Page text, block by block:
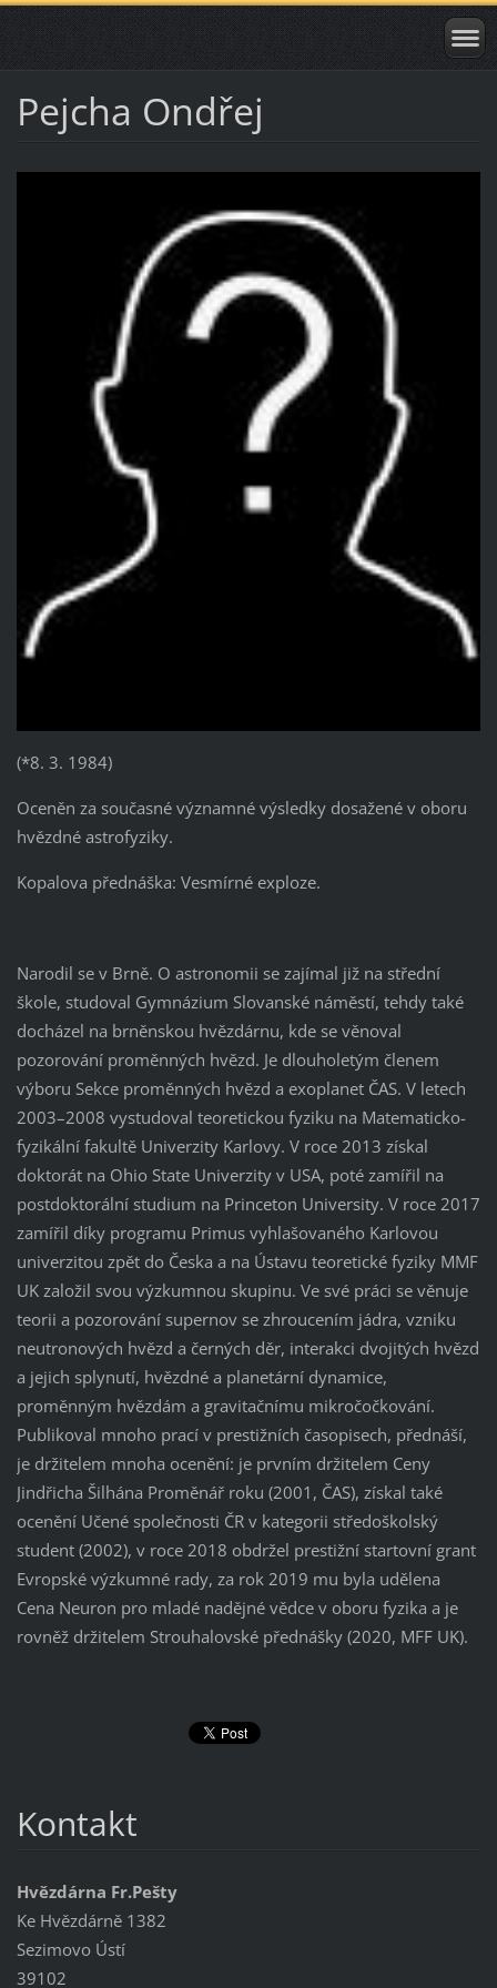
Pejcha Ondřej
(*8. 3. 1984)
Oceněn za současné významné výsledky dosažené v oboru
hvězdné astrofyziky.
Kopalova přednáška: Vesmírné exploze.
Narodil se v Brně. O astronomii se zajímal již na střední
škole, studoval Gymnázium Slovanské náměstí, tehdy také
docházel na brněnskou hvězdárnu, kde se věnoval
pozorování proměnných hvězd. Je dlouholetým členem
výboru Sekce proměnných hvězd a exoplanet ČAS. V letech
2003–2008 vystudoval teoretickou fyziku na Matematicko-
fyzikální fakultě Univerzity Karlovy. V roce 2013 získal
doktorát na Ohio State Univerzity v USA, poté zamířil na
postdoktorální studium na Princeton University. V roce 2017
zamířil díky programu Primus vyhlašovaného Karlovou
univerzitou zpět do Česka a na Ústavu teoretické fyziky MMF
UK založil svou výzkumnou skupinu. Ve své práci se věnuje
teorii a pozorování supernov se zhroucením jádra, vzniku
neutronových hvězd a černých děr, interakci dvojitých hvězd
a jejich splynutí, hvězdné a planetární dynamice,
proměnným hvězdám a gravitačnímu mikročočkování.
Publikoval mnoho prací v prestižních časopisech, přednáší,
je držitelem mnoha ocenění: je prvním držitelem Ceny
Jindřicha Šilhána Proměnář roku (2001, ČAS), získal také
ocenění Učené společnosti ČR v kategorii středoškolský
student (2002), v roce 2018 obdržel prestižní startovní grant
Evropské výzkumné rady, za rok 2019 mu byla udělena
Cena Neuron pro mladé nadějné vědce v oboru fyzika a je
rovněž držitelem Strouhalovské přednášky (2020, MFF UK).
Kontakt
Hvězdárna Fr.Pešty
Ke Hvězdárně 1382
Sezimovo Ústí
39102